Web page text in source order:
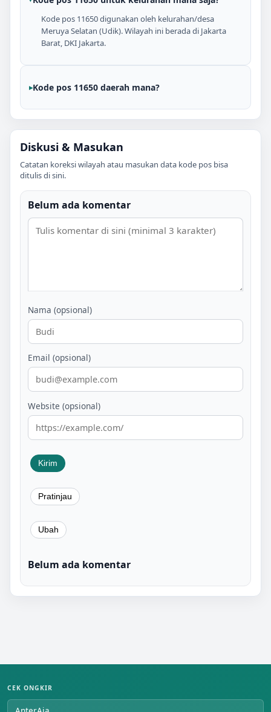
Kode pos 11650 digunakan oleh kelurahan/desa
Meruya Selatan (Udik). Wilayah ini berada di Jakarta
Barat, DKI Jakarta.
Kode pos 11650 daerah mana?
Diskusi & Masukan
Catatan koreksi wilayah atau masukan data kode pos bisa
ditulis di sini.
Belum ada komentar
Nama (opsional)
Email (opsional)
Website (opsional)
Belum ada komentar
CEK ONGKIR